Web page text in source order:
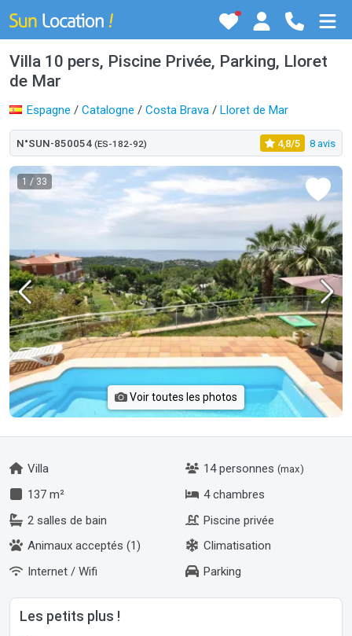
Villa 10 pers, Piscine Privée, Parking, Lloret
de Mar
Espagne / Catalogne / Costa Brava / Lloret de Mar
N°SUN-850054 (ES-182-92) 4,8/5 8 avis
1 / 33
Voir toutes les photos
Villa 14 personnes (max)
137 m²
4 chambres
2 salles de bain
Piscine privée
Animaux acceptés (1)
Climatisation
Internet / Wifi
Parking
Les petits plus !